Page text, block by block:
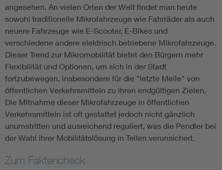
angesehen. An vielen Orten der Welt findet man heute
sowohl traditionelle Mikrofahrzeuge wie Fahrräder als auch
neuere Fahrzeuge wie E-Scooter, E-Bikes und
verschiedene andere elektrisch betriebene Mikrofahrzeuge.
Dieser Trend zur Mikromobilität bietet den Bürgern mehr
Flexibilität und Optionen, um sich in der Stadt
fortzubewegen, insbesondere für die "letzte Meile" von
öffentlichen Verkehrsmitteln zu ihren endgültigen Zielen.
Die Mitnahme dieser Mikrofahrzeuge in öffentlichen
Verkehrsmitteln ist oft gestattet jedoch nicht gänzlich
unumstritten und ausreichend reguliert, was die Pendler bei
der Wahl ihrer Mobilitätslösung in Teilen verunsichert.
Zum Faktencheck